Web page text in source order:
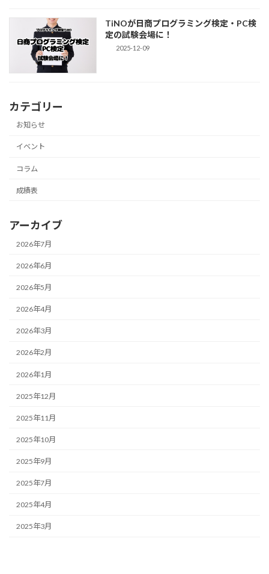
TiNOが日商プログラミング検定・PC検
定の試験会場に！
2025-12-09
カテゴリー
お知らせ
イベント
コラム
成績表
アーカイブ
2026年7月
2026年6月
2026年5月
2026年4月
2026年3月
2026年2月
2026年1月
2025年12月
2025年11月
2025年10月
2025年9月
2025年7月
2025年4月
2025年3月